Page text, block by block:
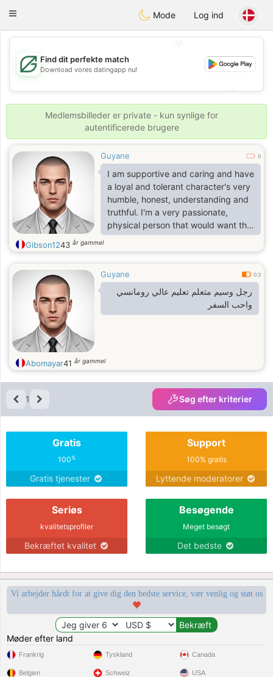
GulfDating
Toggle
Mode Log ind
💖
💕
💕
Find dit perfekte match
Download vores datingapp nu!
Medlemsbilleder er private - kun synlige for
autentificerede brugere
Guyane 0
I am supportive and caring and have
a loyal and tolerant character's very
humble, honest, understanding and
truthful. I'm a very passionate,
physical person that would want the
same in a mate, deeply romantic,
optimistic, hopeful, wise, & smart.
Gibson1243 år gammel
Guyane 0.3
رجل وسيم متعلم تعليم عالي رومانسي
واحب السفر
Abomayar41 år gammel
1 Søg efter kriterier
Gratis
100%
Gratis tjenester
Support
100% gratis
Lyttende moderatorer
Seriøs
kvalitetsprofiler
Bekræftet kvalitet
Besøgende
Meget besøgt
Det bedste
Vi arbejder hårdt for at give dig den bedste service, vær venlig og støt os
Møder efter land
Frankrig
Belgien
Tyskland
Schweiz
Canada
USA